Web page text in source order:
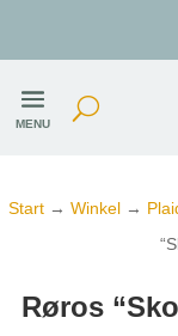
MENU
Start → Winkel →
Røros